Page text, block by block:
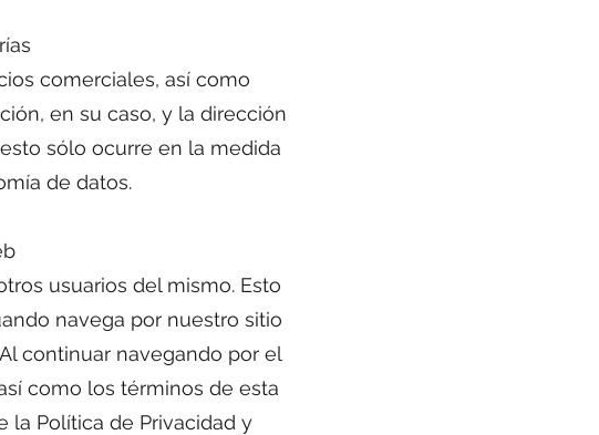
comerciales, así como
en su caso, y la dirección
sólo ocurre en la medida
de datos.
usuarios del mismo. Esto
navega por nuestro sitio
continuar navegando por el
como los términos de esta
la Política de Privacidad y